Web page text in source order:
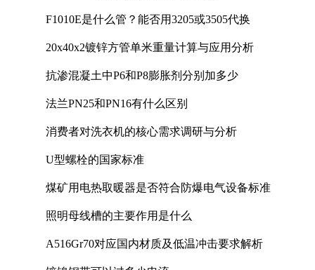
F1010E是什么管？能否用3205或3505代换
20x40x2镀锌方管单米重量计算与应用分析
抗渗混凝土中P6和P8膨胀剂分别加多少
法兰PN25和PN16有什么区别
消费者对洗衣机的核心需求调研与分析
U型螺栓的国家标准
煤矿用电热取暖器是否符合防爆电气设备标准
照明母线槽的主要作用是什么
A516Gr70对应国内材质及低温冲击要求解析